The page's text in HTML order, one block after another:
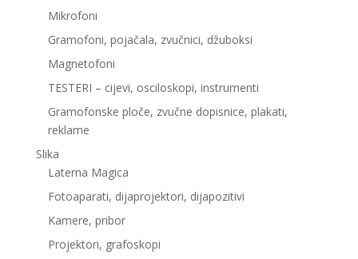
Mikrofoni
Gramofoni, pojačala, zvučnici, džuboksi
Magnetofoni
TESTERI – cijevi, osciloskopi, instrumenti
Gramofonske ploče, zvučne dopisnice, plakati,
reklame
Slika
Laterna Magica
Fotoaparati, dijaprojektori, dijapozitivi
Kamere, pribor
Projektori, grafoskopi